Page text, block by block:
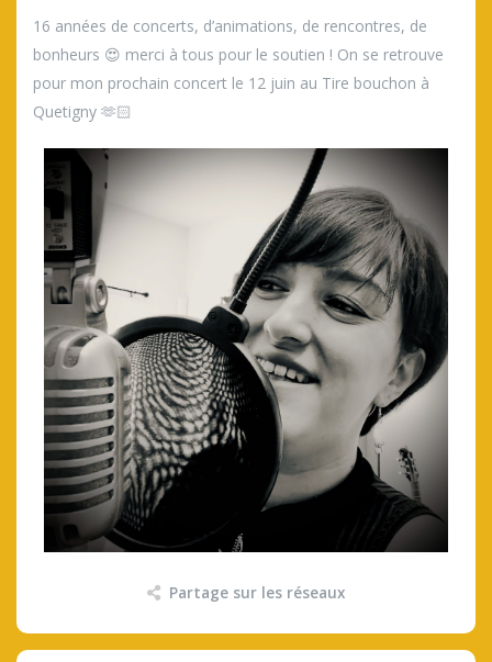
16 années de concerts, d’animations, de rencontres, de
bonheurs 😍 merci à tous pour le soutien ! On se retrouve
pour mon prochain concert le 12 juin au Tire bouchon à
Quetigny 🫶🏻
Partage sur les réseaux